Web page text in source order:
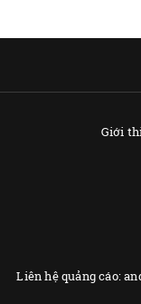
Giới
Liên hệ quảng cáo: